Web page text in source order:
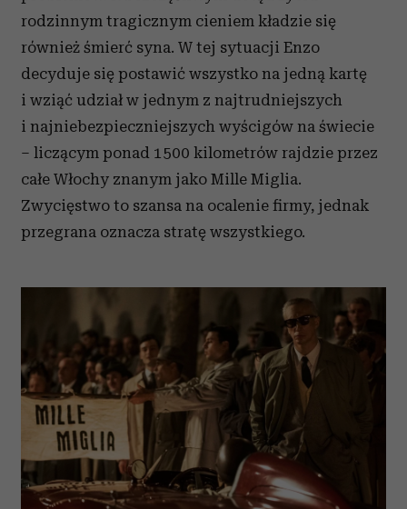
rodzinnym tragicznym cieniem kładzie się
również śmierć syna. W tej sytuacji Enzo
decyduje się postawić wszystko na jedną kartę
i wziąć udział w jednym z najtrudniejszych
i najniebezpieczniejszych wyścigów na świecie
– liczącym ponad 1500 kilometrów rajdzie przez
całe Włochy znanym jako Mille Miglia.
Zwycięstwo to szansa na ocalenie firmy, jednak
przegrana oznacza stratę wszystkiego.